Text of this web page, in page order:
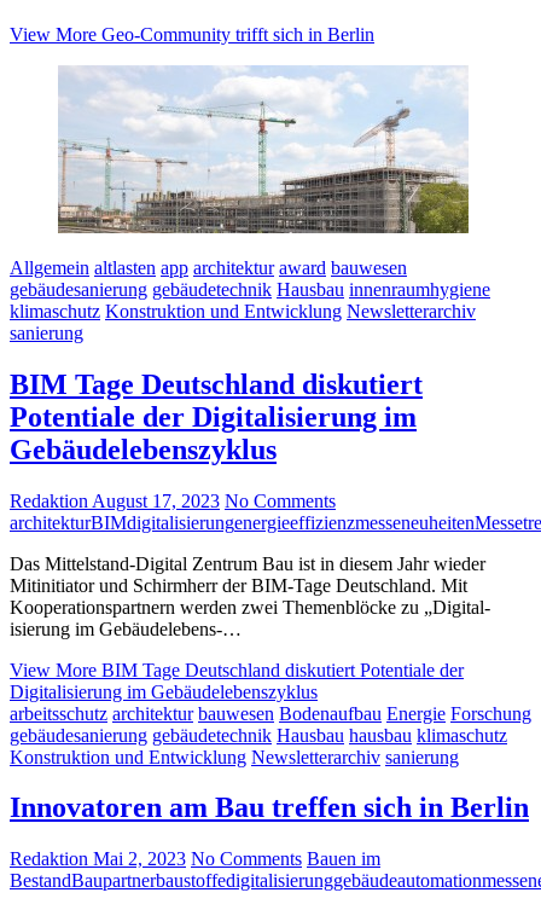
View More Geo-Community trifft sich in Berlin
Allgemein altlasten app architektur award bauwesen
gebäudesanierung gebäudetechnik Hausbau innenraumhygiene
klimaschutz Konstruktion und Entwicklung Newsletterarchiv
sanierung
BIM Tage Deutschland diskutiert
Potentiale der Digitalisierung im
Gebäudelebenszyklus
Redaktion August 17, 2023 No Comments
architekturBIMdigitalisierungenergieeffizienzmesseneuheiten
Das Mittelstand-Digital Zentrum Bau ist in diesem Jahr wieder
Mitinitiator und Schirmherr der BIM-Tage Deutschland. Mit
Kooperationspartnern werden zwei Themenblöcke zu „Digital-
isierung im Gebäudelebens-…
View More BIM Tage Deutschland diskutiert Potentiale der
Digitalisierung im Gebäudelebenszyklus
arbeitsschutz architektur bauwesen Bodenaufbau Energie Forschung
gebäudesanierung gebäudetechnik Hausbau hausbau klimaschutz
Konstruktion und Entwicklung Newsletterarchiv sanierung
Innovatoren am Bau treffen sich in Berlin
Redaktion Mai 2, 2023 No Comments Bauen im
BestandBaupartnerbaustoffedigitalisierunggebäudeautomation